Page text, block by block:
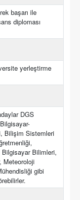
başarı ile
diploması
yerleştirme
DGS
Bilişim Sistemleri
Bilimleri,
Meteoroloji
gibi